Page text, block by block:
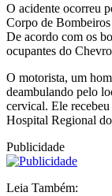
O acidente ocorreu
Corpo de
De acordo com os
ocupantes do
O motorista, um
deambulando pelo
cervical. Ele
Hospital Regional
Publicidade
Leia Também: